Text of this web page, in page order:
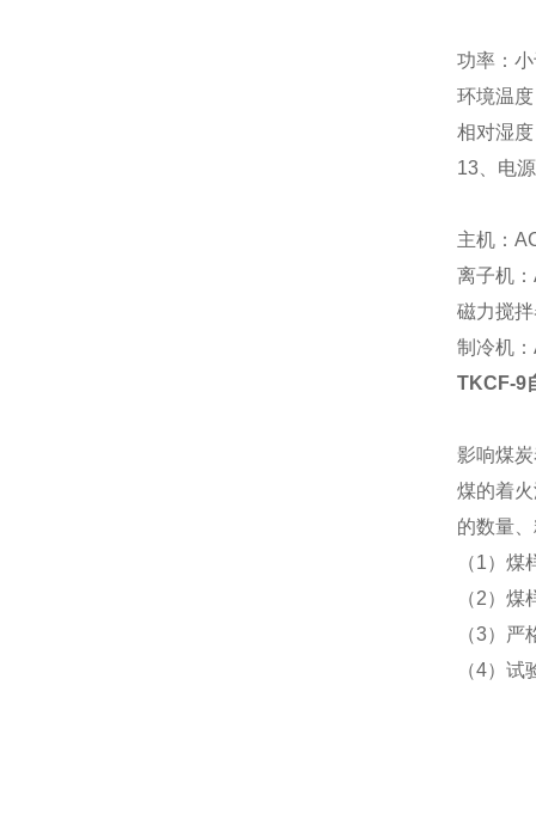
功率：
环境温
相对湿
13、电源
主机：
离子机
磁力搅
制冷机
TKCF-9
影响煤
煤的着
的数量
（1）
（2）
（3）
（4）